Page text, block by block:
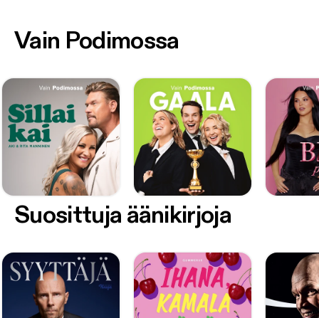
Vain Podimossa
Suosittuja äänikirjoja